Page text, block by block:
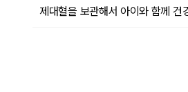
제대혈을 보관해서 아이와 함께 건